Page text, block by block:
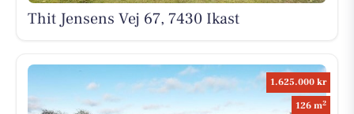
Thit Jensens Vej 67, 7430 Ikast
1.625.000 kr
126 m2